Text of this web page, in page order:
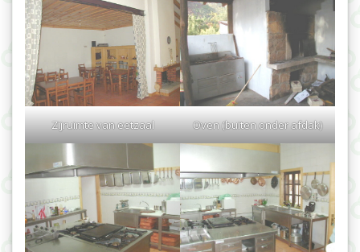
Zijruimte van eetzaal Oven (buiten onder afdak)